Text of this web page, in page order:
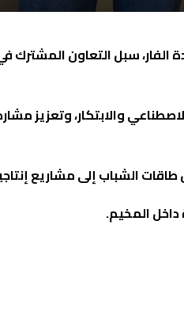
سبل التعاون المشترك
والابتكار، وتعزيز
الشباب إلى مشاريع
داخل المخيم.